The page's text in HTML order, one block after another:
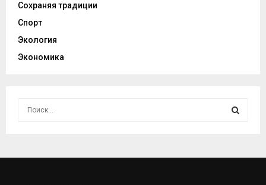
Сохраняя традиции
Спорт
Экология
Экономика
С